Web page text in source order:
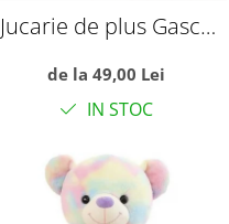
Jucarie de plus Gasca
de la 49,00 Lei
IN STOC